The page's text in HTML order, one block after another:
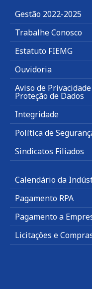
Gestão 2022-2025
Trabalhe Conosco
Estatuto FIEMG
Ouvidoria
Aviso de
Proteção de Dados
Integridade
Política de
Sindicatos Filiados
Calendário da
Pagamento RPA
Pagamento a
Licitações e